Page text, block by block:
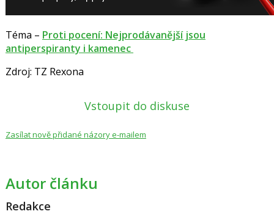
Téma – Proti pocení: Nejprodávanější jsou
antiperspiranty i kamenec
Zdroj: TZ Rexona
Vstoupit do diskuse
Zasílat nově přidané názory e-mailem
Autor článku
Redakce